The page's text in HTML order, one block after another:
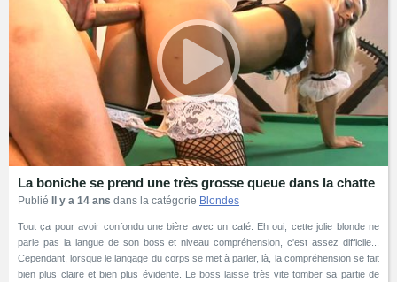
La boniche se prend une très grosse queue dans la chatte
Publié Il y a 14 ans dans la catégorie Blondes
Tout ça pour avoir confondu une bière avec un café. Eh oui, cette jolie blonde ne
parle pas la langue de son boss et niveau compréhension, c'est assez difficile...
Cependant, lorsque le langage du corps se met à parler, là, la compréhension se fait
bien plus claire et bien plus évidente. Le boss laisse très vite tomber sa partie de